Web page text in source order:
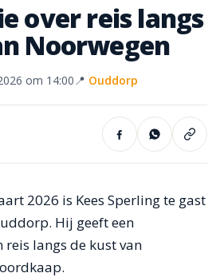
over reis langs
Noorwegen
om 14:00📍 Ouddorp
2026 is Kees Sperling te gast
Hij geeft een
langs de kust van